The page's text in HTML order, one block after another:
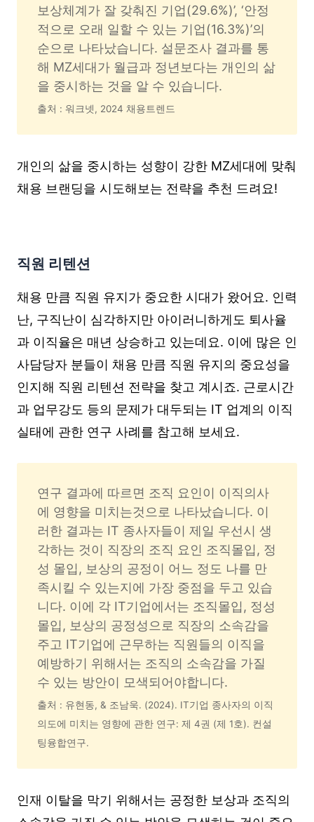
보상체계가 잘 갖춰진 기업(29.6%)’, ‘안정
적으로 오래 일할 수 있는 기업(16.3%)’의
순으로 나타났습니다. 설문조사 결과를 통
해 MZ세대가 월급과 정년보다는 개인의 삶
을 중시하는 것을 알 수 있습니다.
출처 : 워크넷, 2024 채용트렌드
개인의 삶을 중시하는 성향이 강한 MZ세대에 맞춰
채용 브랜딩을 시도해보는 전략을 추천 드려요!
직원 리텐션
채용 만큼 직원 유지가 중요한 시대가 왔어요. 인력
난, 구직난이 심각하지만 아이러니하게도 퇴사율
과 이직율은 매년 상승하고 있는데요. 이에 많은 인
사담당자 분들이 채용 만큼 직원 유지의 중요성을
인지해 직원 리텐션 전략을 찾고 계시죠. 근로시간
과 업무강도 등의 문제가 대두되는 IT 업계의 이직
실태에 관한 연구 사례를 참고해 보세요.
연구 결과에 따르면 조직 요인이 이직의사
에 영향을 미치는것으로 나타났습니다. 이
러한 결과는 IT 종사자들이 제일 우선시 생
각하는 것이 직장의 조직 요인 조직몰입, 정
성 몰입, 보상의 공정이 어느 정도 나를 만
족시킬 수 있는지에 가장 중점을 두고 있습
니다. 이에 각 IT기업에서는 조직몰입, 정성
몰입, 보상의 공정성으로 직장의 소속감을
주고 IT기업에 근무하는 직원들의 이직을
예방하기 위해서는 조직의 소속감을 가질
수 있는 방안이 모색되어야합니다.
출처 : 유현동, & 조남욱. (2024). IT기업 종사자의 이직
의도에 미치는 영향에 관한 연구: 제 4권 (제 1호). 컨설
팅융합연구.
인재 이탈을 막기 위해서는 공정한 보상과 조직의